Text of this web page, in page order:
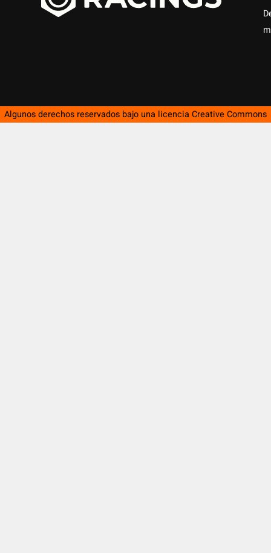
Algunos derechos reservados bajo una licencia Creative Commons